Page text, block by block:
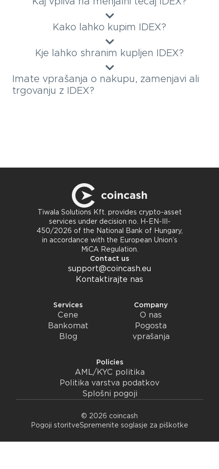
Kako lahko kupim IDEX?
Kje lahko shranim kupljen IDEX?
Imate vprašanja o nakupu, zamenjavi ali
trgovanju z IDEX?
Tiwala Solutions Kft. provides crypto-asset
services under decision no. H-EN-III-
450/2026 of the National Bank of Hungary,
in accordance with the European Union’s
MiCA Regulation.
Contact us
support@coincash.eu
Kontaktirajte nas
Services
Cene
Bankomat
Blog
Company
O nas
Pogosta
vprašanja
Policies
AML/KYC politika
Politika varstva podatkov
Splošni pogoji
© 2026 coincash
Pogoji storitveSpremenite soglasje za piškotke